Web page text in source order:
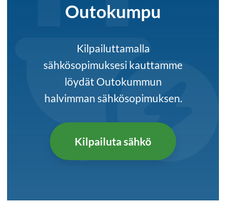
Outokumpu
Kilpailuttamalla
sähkösopimuksesi kauttamme
löydät Outokummun
halvimman sähkösopimuksen.
Kilpailuta sähkö